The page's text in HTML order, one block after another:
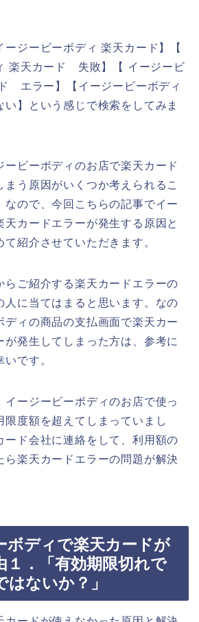
ージービーボディ 楽天カード】【
楽天カード 失敗】【 イージービ
エラー】【イージービーボディ
】という感じで検索をしてみま
ービーボディのお店で楽天カード
まう原因がいくつか考えられるこ
なので、今回こちらの記事でイー
天カードエラーが発生する原因と
紹介させていただきます。
らご紹介する楽天カードエラーの
人に当てはまると思います。なの
ディの商品の支払画面で楽天カー
が発生してしまった方は、参考に
です。
イージービーボディのお店で使っ
限度額を超えてしまっていまし
ード会社に連絡をして、利用額の
ら楽天カードエラーの問題が解決
ボディで楽天カードが
１．「有効期限切れで
ないか？」